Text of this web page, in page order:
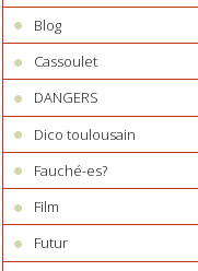
Blog
Cassoulet
DANGERS
Dico toulousain
Fauché-es?
Film
Futur